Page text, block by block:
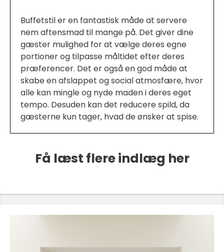
Buffetstil er en fantastisk måde at servere
nem aftensmad til mange på. Det giver dine
gæster mulighed for at vælge deres egne
portioner og tilpasse måltidet efter deres
præferencer. Det er også en god måde at
skabe en afslappet og social atmosfære, hvor
alle kan mingle og nyde maden i deres eget
tempo. Desuden kan det reducere spild, da
gæsterne kun tager, hvad de ønsker at spise.
Få læst flere indlæg her